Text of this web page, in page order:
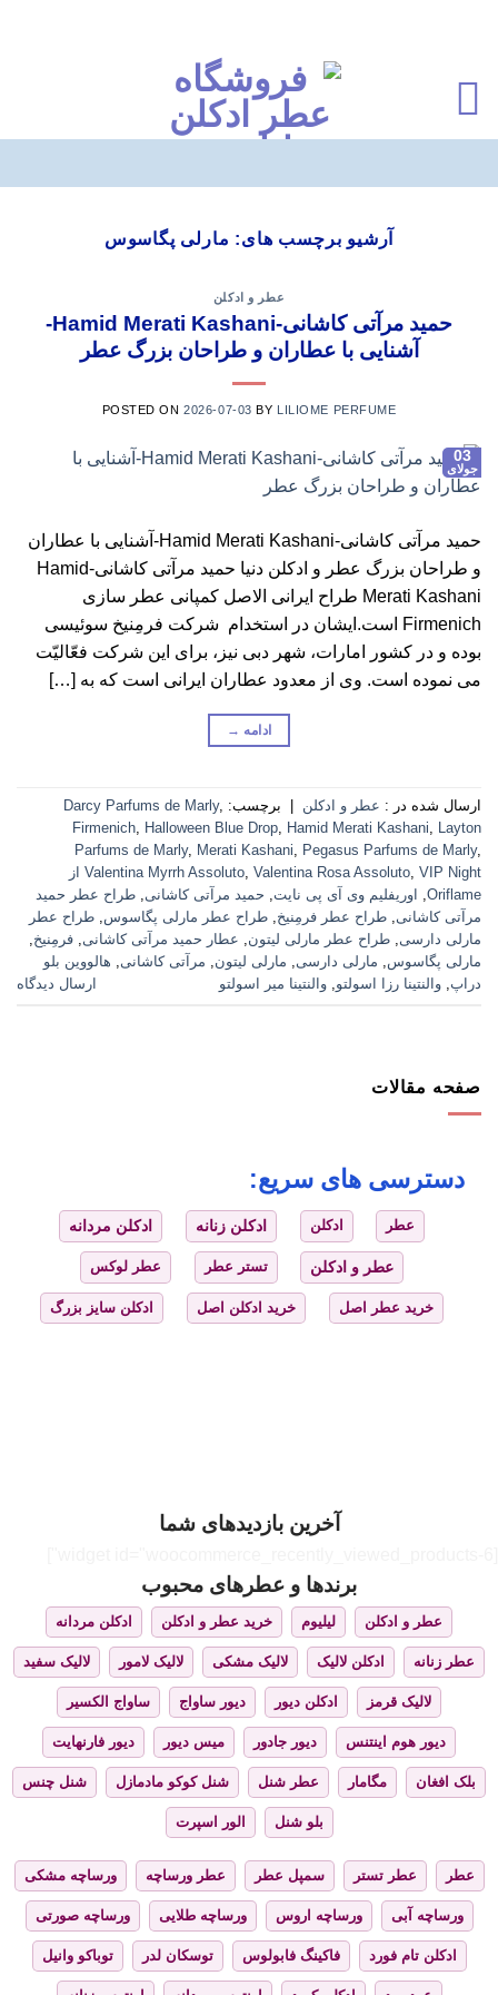
آرشیو برچسب های: مارلی پگاسوس
عطر و ادکلن
حمید مرآتی کاشانی-Hamid Merati Kashani-
آشنایی با عطاران و طراحان بزرگ عطر
POSTED ON2026-07-03 BY LILIOME PERFUME
03
جولای
حمید مرآتی کاشانی-Hamid Merati Kashani-آشنایی با عطاران
و طراحان بزرگ عطر و ادکلن دنیا حمید مرآتی کاشانی-Hamid
Merati Kashani طراح ایرانی الاصل کمپانی عطر سازی
Firmenich است.ایشان در استخدام شرکت فرمِنیخ سوئیسی
بوده و در کشور امارات، شهر دبی نیز، برای این شرکت فعّالیّت
می نموده است. وی از معدود عطاران ایرانی است که به […]
ادامه →
ارسال شده در : عطر و ادکلن برچسب: Darcy Parfums de Marly,
Firmenich
Halloween Blue Drop Hamid Merati Kashani
Layton
Parfums de Marly, Merati Kashani Pegasus Parfums de Marly,
Valentina Myrrh Assoluto Valentina Rosa Assoluto
VIP Night از
Oriflame
اوریفلیم وی آی پی نایت حمید مرآتی کاشانی طراح عطر حمید
مرآتی کاشانی طراح عطر فرمِنیخ طراح عطر مارلی پگاسوس طراح عطر
مارلی دارسی طراح عطر مارلی لیتون عطار حمید مرآتی کاشانی فرمِنیخ
مارلی پگاسوس
مارلی دارسی مارلی لیتون مرآتی کاشانی
هالووین بلو
دراپ والنتینا رزا اسولتو والنتینا میر اسولتو ارسال دیدگاه
صفحه مقالات
دسترسی های سریع:
عطر ادکلن ادکلن زنانه ادکلن مردانه
عطر و ادکلن تستر عطر عطر لوکس
خرید عطر اصل خرید ادکلن اصل ادکلن سایز بزرگ
آخرین بازدیدهای شما
برندها و عطرهای محبوب
عطر و ادکلن لیلیوم خرید عطر و ادکلن ادکلن مردانه
عطر زنانه ادکلن لالیک لالیک مشکی لالیک لامور لالیک سفید
لالیک قرمز ادکلن دیور دیور ساواج ساواج الکسیر
دیور هوم اینتنس دیور جادور میس دیور دیور فارنهایت
بلک افغان مگامار عطر شنل شنل کوکو مادمازل شنل چنس
بلو شنل الور اسپرت
عطر عطر تستر سمپل عطر عطر ورساچه ورساچه مشکی
ورساچه آبی ورساچه اروس ورساچه طلایی ورساچه صورتی
ادکلن تام فورد فاکینگ فابولوس توسکان لدر توباکو وانیل